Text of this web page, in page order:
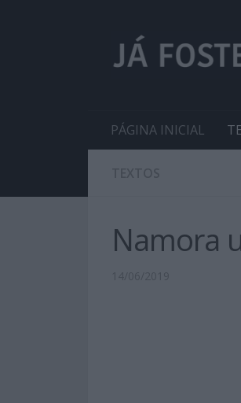
PÁGINA INICIAL
Namora